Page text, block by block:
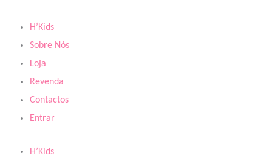
content
H’Kids
Sobre Nós
Loja
Revenda
Contactos
Entrar
H’Kids